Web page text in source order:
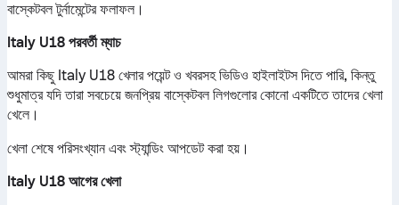
বাস্কেটবল টুর্নামেন্টের ফলাফল।
Italy U18 পরবর্তী ম্যাচ
আমরা কিছু Italy U18 খেলার পয়েন্ট ও খবরসহ ভিডিও হাইলাইটস দিতে পারি, কিন্তু
শুধুমাত্র যদি তারা সবচেয়ে জনপ্রিয় বাস্কেটবল লিগগুলোর কোনো একটিতে তাদের খেলা
খেলে।
খেলা শেষে পরিসংখ্যান এবং স্ট্যান্ডিং আপডেট করা হয়।
Italy U18 আগের খেলা